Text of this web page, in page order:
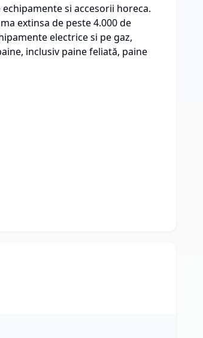
si accesorii horeca.
extinsa de peste 4.000 de
electrice si pe gaz,
inclusiv paine feliată, paine